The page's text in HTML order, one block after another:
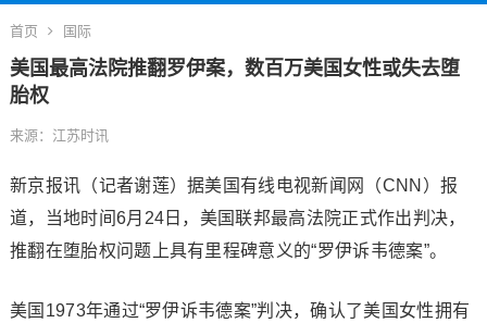
首页 国际
美国最高法院推翻罗伊案，数百万美国女性或失去堕
胎权
来源：江苏时讯
新京报讯（记者谢莲）据美国有线电视新闻网（CNN）报
道，当地时间6月24日，美国联邦最高法院正式作出判决，
推翻在堕胎权问题上具有里程碑意义的“罗伊诉韦德案”。
美国1973年通过“罗伊诉韦德案”判决，确认了美国女性拥有